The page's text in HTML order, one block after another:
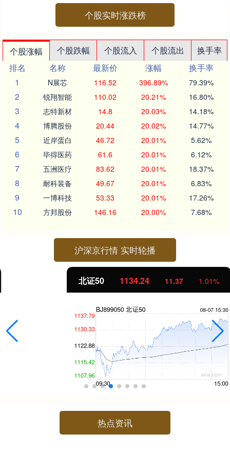
个股实时涨跌榜
个股涨幅 个股跌幅 个股流入 个股流出
换手率
排名
名称 最新价 涨幅
换手率
1
N展芯 116.52 396.89% 79.39%
2 锐翔智能 110.02 20.21% 16.80%
3 志特新材 14.8 20.03% 14.18%
4 博腾股份 20.44 20.02% 14.77%
5 近岸蛋白 46.72 20.01% 5.62%
6 毕得医药 61.6 20.01% 6.12%
7 五洲医疗 83.62 20.01% 18.37%
8 耐科装备 49.67 20.01% 6.83%
9 一博科技 53.33 20.01% 17.26%
10 方邦股份 146.16 20.00% 7.68%
沪深京行情 实时轮播
1134.24 11.37 1.01%
热点资讯